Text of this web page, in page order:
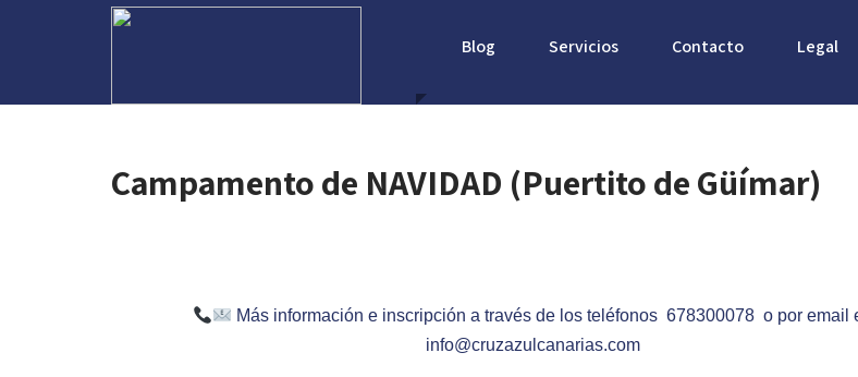
Blog Servicios Contacto Legal
Campamento de NAVIDAD (Puertito de Güímar)
Más información e inscripción a través de los teléfonos 678300078 o por email
info@cruzazulcanarias.com